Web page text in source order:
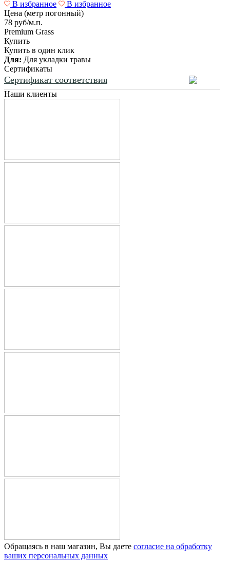
В избранное
В избранное
Цена (метр погонный)
78 руб/м.п.
Premium Grass
Купить
Купить в один клик
Для: Для укладки травы
Сертификаты
Сертификат соответствия
Наши клиенты
Обращаясь в наш магазин, Вы даете согласие на обработку
ваших персональных данных